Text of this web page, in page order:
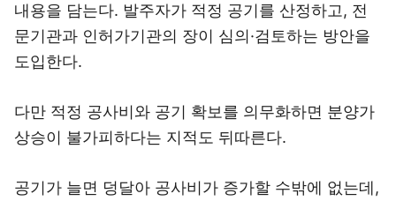
내용을 담는다. 발주자가 적정 공기를 산정하고, 전
문기관과 인허가기관의 장이 심의·검토하는 방안을
도입한다.
다만 적정 공사비와 공기 확보를 의무화하면 분양가
상승이 불가피하다는 지적도 뒤따른다.
공기가 늘면 덩달아 공사비가 증가할 수밖에 없는데,